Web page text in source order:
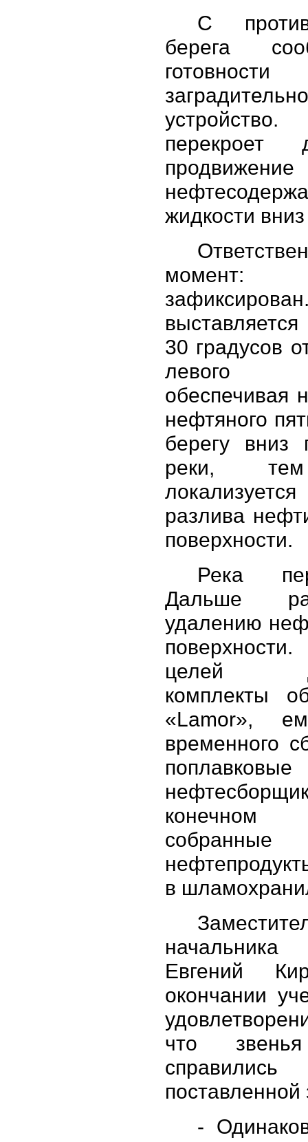
С
берега
перекроет
продвижение
жидкости
30 градусов
левого
обеспечивая
нефтяного
берегу вниз
реки,
разлива
поверхности.
Река
Дальше
удалению
целей
комплекты
«Lamor»,
временного
собранные
в
Евгений
окончании
что
поставленной
-